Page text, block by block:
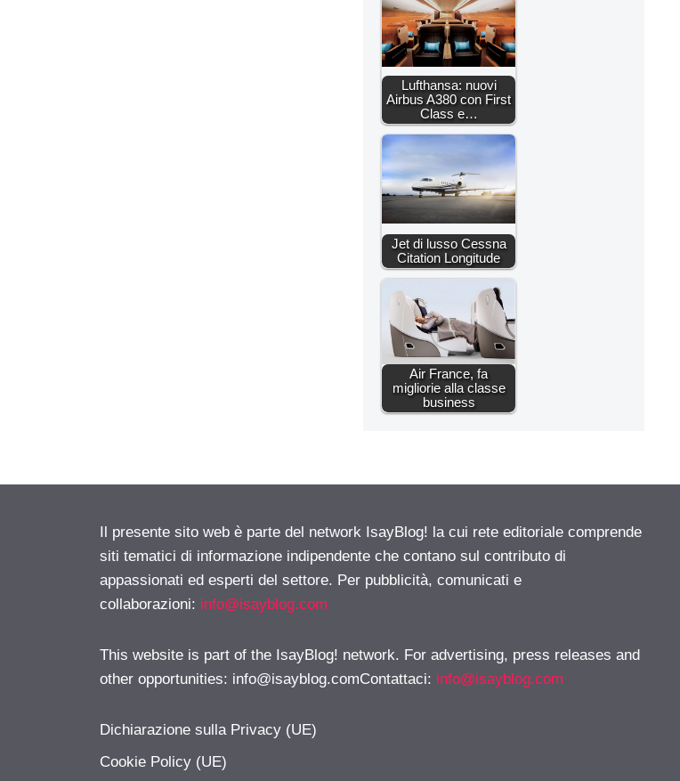
Lufthansa: nuovi
Airbus A380 con First
Class e…
Jet di lusso Cessna
Citation Longitude
Air France, fa
migliorie alla classe
business
Il presente sito web è parte del network IsayBlog! la cui rete editoriale comprende
siti tematici di informazione indipendente che contano sul contributo di
appassionati ed esperti del settore. Per pubblicità, comunicati e
collaborazioni: info@isayblog.com
This website is part of the IsayBlog! network. For advertising, press releases and
other opportunities: info@isayblog.comContattaci: info@isayblog.com
Dichiarazione sulla Privacy (UE)
Cookie Policy (UE)